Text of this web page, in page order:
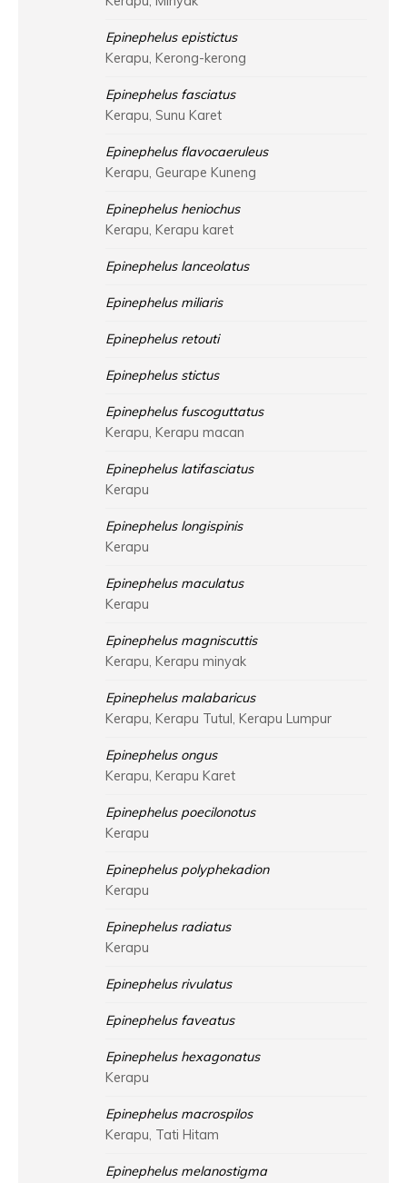
Epinephelus epistictus
Kerapu, Kerong-kerong
Epinephelus fasciatus
Kerapu, Sunu Karet
Epinephelus flavocaeruleus
Kerapu, Geurape Kuneng
Epinephelus heniochus
Kerapu, Kerapu karet
Epinephelus lanceolatus
Epinephelus miliaris
Epinephelus retouti
Epinephelus stictus
Epinephelus fuscoguttatus
Kerapu, Kerapu macan
Epinephelus latifasciatus
Kerapu
Epinephelus longispinis
Kerapu
Epinephelus maculatus
Kerapu
Epinephelus magniscuttis
Kerapu, Kerapu minyak
Epinephelus malabaricus
Kerapu, Kerapu Tutul, Kerapu Lumpur
Epinephelus ongus
Kerapu, Kerapu Karet
Epinephelus poecilonotus
Kerapu
Epinephelus polyphekadion
Kerapu
Epinephelus radiatus
Kerapu
Epinephelus rivulatus
Epinephelus faveatus
Epinephelus hexagonatus
Kerapu
Epinephelus macrospilos
Kerapu, Tati Hitam
Epinephelus melanostigma